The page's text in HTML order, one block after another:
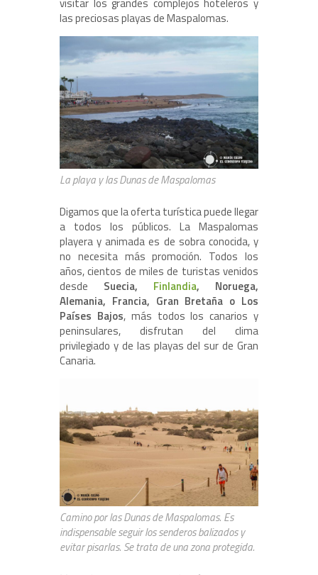
visitar los grandes complejos hoteleros y
las preciosas playas de Maspalomas.
La playa y las Dunas de Maspalomas
Digamos que la oferta turística puede llegar
a todos los públicos. La Maspalomas
playera y animada es de sobra conocida, y
no necesita más promoción. Todos los
años, cientos de miles de turistas venidos
desde Suecia, Finlandia, Noruega,
Alemania, Francia, Gran Bretaña o Los
Países Bajos, más todos los canarios y
peninsulares, disfrutan del clima
privilegiado y de las playas del sur de Gran
Canaria.
Camino por las Dunas de Maspalomas. Es
indispensable seguir los senderos balizados y
evitar pisarlas. Se trata de una zona protegida.